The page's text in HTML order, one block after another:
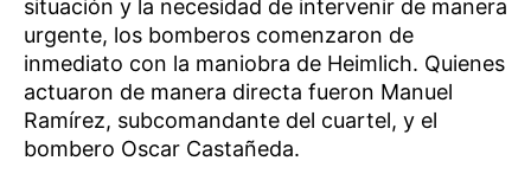
situación y la necesidad de intervenir de manera
urgente, los bomberos comenzaron de
inmediato con la maniobra de Heimlich. Quienes
actuaron de manera directa fueron Manuel
Ramírez, subcomandante del cuartel, y el
bombero Oscar Castañeda.